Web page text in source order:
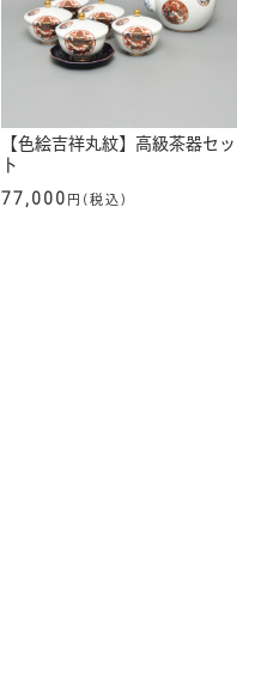
【色絵吉祥丸紋】高級茶器セッ
ト
77,000 円(税込)